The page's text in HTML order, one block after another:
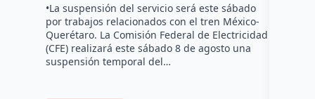
•La suspensión del servicio será este sábado
por trabajos relacionados con el tren México-
Querétaro. La Comisión Federal de Electricidad
(CFE) realizará este sábado 8 de agosto una
suspensión temporal del…